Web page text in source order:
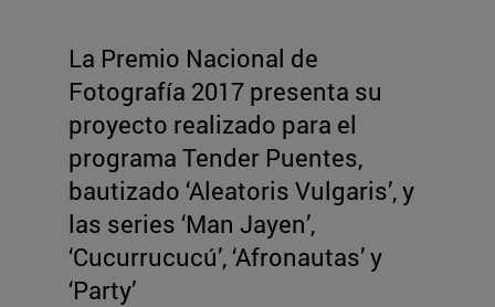
La Premio Nacional de
Fotografía 2017 presenta su
proyecto realizado para el
programa Tender Puentes,
bautizado ‘Aleatoris Vulgaris’, y
las series ‘Man Jayen’,
‘Cucurrucucú’, ‘Afronautas’ y
‘Party’